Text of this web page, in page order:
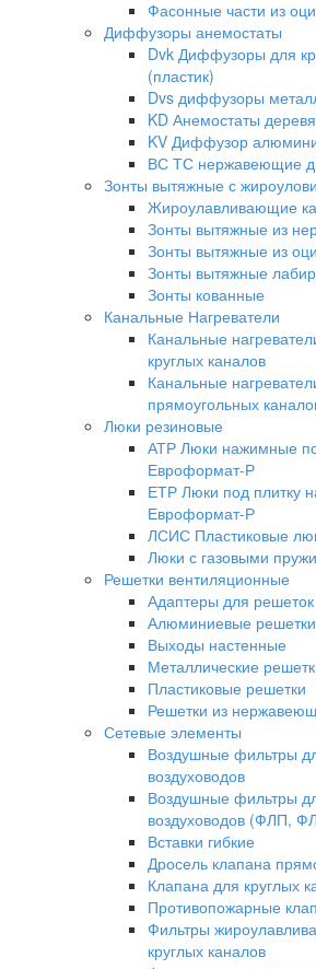
Фасонные части из
Диффузоры анемостаты
Dvk Диффузоры для
(пластик)
Dvs диффузоры
KD Анемостаты
KV Диффузор
ВС ТС нержавеющие
Зонты вытяжные с
Жироулавливающие
Зонты вытяжные из
Зонты вытяжные из
Зонты вытяжные
Зонты кованные
Канальные Нагреватели
Канальные
круглых каналов
Канальные
прямоугольных
Люки резиновые
АТР Люки нажимные
Евроформат-Р
ЕТР Люки под плитку
Евроформат-Р
ЛСИС Пластиковые
Люки с газовыми
Решетки вентиляционные
Адаптеры для решеток
Алюминиевые решетки
Выходы настенные
Металлические
Пластиковые решетки
Решетки из
Сетевые элементы
Воздушные фильтры
воздуховодов
Воздушные фильтры
воздуховодов (ФЛП,
Вставки гибкие
Дросель клапана
Клапана для круглых
Противопожарные
Фильтры
круглых каналов